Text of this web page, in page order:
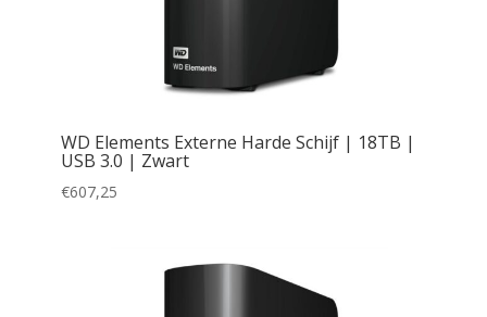
WD Elements Externe Harde Schijf | 18TB |
USB 3.0 | Zwart
€607,25